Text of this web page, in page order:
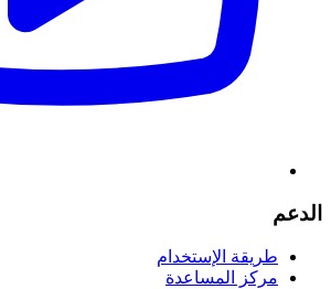
الدعم
طريقة الإستخدام
مركز المساعدة